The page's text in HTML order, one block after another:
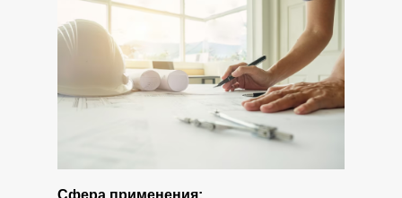
Сфера применения: